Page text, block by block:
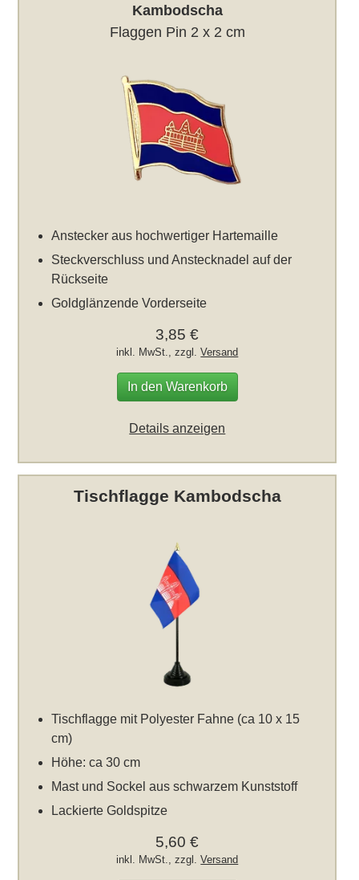
Kambodscha
Flaggen Pin 2 x 2 cm
Anstecker aus hochwertiger Hartemaille
Steckverschluss und Anstecknadel auf der
Rückseite
Goldglänzende Vorderseite
3,85 €
inkl. MwSt., zzgl.Versand
In den Warenkorb
Details anzeigen
Tischflagge Kambodscha
Tischflagge mit Polyester Fahne (ca 10 x 15
cm)
Höhe: ca 30 cm
Mast und Sockel aus schwarzem Kunststoff
Lackierte Goldspitze
5,60 €
inkl. MwSt., zzgl.Versand